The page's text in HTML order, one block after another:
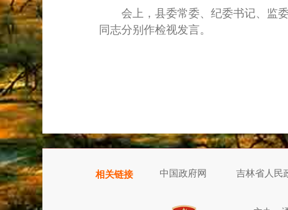
会上，县委常委、纪委书记、监委
同志分别作检视发言。
相关链接 中国政府网 吉林省人民